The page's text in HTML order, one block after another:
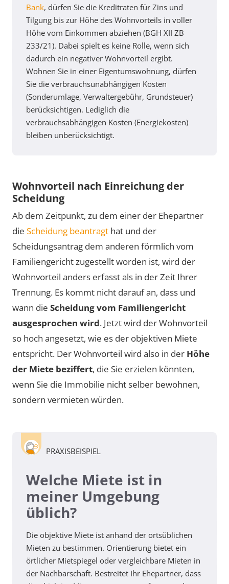
Bank, dürfen Sie die Kreditraten für Zins und
Tilgung bis zur Höhe des Wohnvorteils in voller
Höhe vom Einkommen abziehen (BGH XII ZB
233/21). Dabei spielt es keine Rolle, wenn sich
dadurch ein negativer Wohnvorteil ergibt.
Wohnen Sie in einer Eigentumswohnung, dürfen
Sie die verbrauchsunabhängigen Kosten
(Sonderumlage, Verwaltergebühr, Grundsteuer)
berücksichtigen. Lediglich die
verbrauchsabhängigen Kosten (Energiekosten)
bleiben unberücksichtigt.
Wohnvorteil nach Einreichung der
Scheidung
Ab dem Zeitpunkt, zu dem einer der Ehepartner
die Scheidung beantragt hat und der
Scheidungsantrag dem anderen förmlich vom
Familiengericht zugestellt worden ist, wird der
Wohnvorteil anders erfasst als in der Zeit Ihrer
Trennung. Es kommt nicht darauf an, dass und
wann die Scheidung vom Familiengericht
ausgesprochen wird. Jetzt wird der Wohnvorteil
so hoch angesetzt, wie es der objektiven Miete
entspricht. Der Wohnvorteil wird also in der Höhe
der Miete beziffert, die Sie erzielen könnten,
wenn Sie die Immobilie nicht selber bewohnen,
sondern vermieten würden.
PRAXISBEISPIEL
Welche Miete ist in
meiner Umgebung
üblich?
Die objektive Miete ist anhand der ortsüblichen
Mieten zu bestimmen. Orientierung bietet ein
örtlicher Mietspiegel oder vergleichbare Mieten in
der Nachbarschaft. Bestreitet Ihr Ehepartner, dass